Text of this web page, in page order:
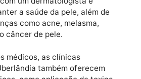
em
tratamentos